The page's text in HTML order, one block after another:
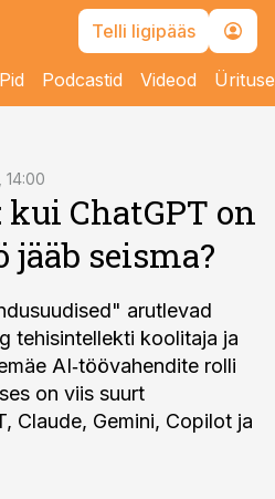
Telli ligipääs
Podcastid Videod
14:00
kui ChatGPT on
jääb seisma?
arutlevad
tehisintellekti koolitaja ja
AI‑töövahendite rolli
on viis suurt
Claude, Gemini, Copilot ja